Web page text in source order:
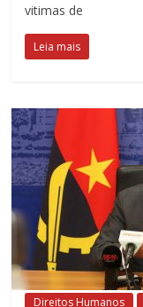
vitimas de
Leia mais
Direitos Humanos